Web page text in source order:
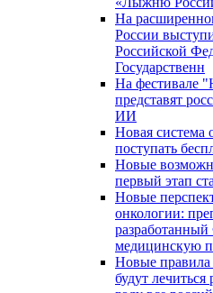
На
России
Российской
Государственн
На фестивале
представят
ИИ
Новая система
поступать
Новые
первый этап
Новые
онкологии:
медицинскую
Новые
будут